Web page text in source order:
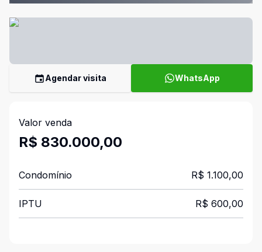
Agendar visita WhatsApp
Valor venda
R$ 830.000,00
Condomínio R$ 1.100,00
IPTU R$ 600,00